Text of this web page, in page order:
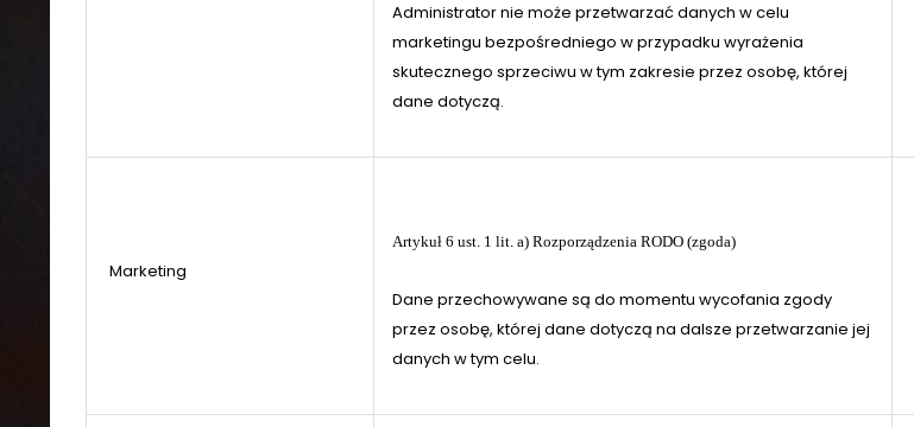
Administrator nie może przetwarzać danych w celu
marketingu bezpośredniego w przypadku wyrażenia
skutecznego sprzeciwu w tym zakresie przez osobę, której
dane dotyczą.
Marketing
Artykuł 6 ust. 1 lit. a) Rozporządzenia RODO (zgoda)
Dane przechowywane są do momentu wycofania zgody
przez osobę, której dane dotyczą na dalsze przetwarzanie jej
danych w tym celu.